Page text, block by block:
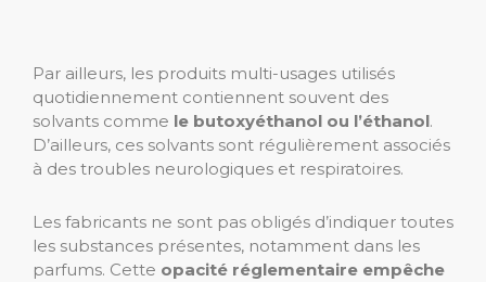
Par ailleurs, les produits multi-usages utilisés
quotidiennement contiennent souvent des
solvants comme le butoxyéthanol ou l’éthanol.
D’ailleurs, ces solvants sont régulièrement associés
à des troubles neurologiques et respiratoires.
Les fabricants ne sont pas obligés d’indiquer toutes
les substances présentes, notamment dans les
parfums. Cette opacité réglementaire empêche